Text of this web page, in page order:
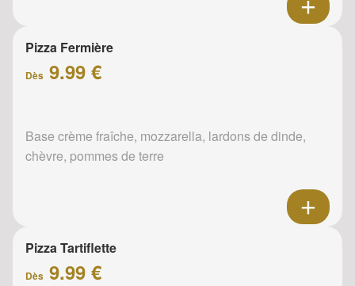
Pizza Fermière
Dès 9.99 €
Base crème fraîche, mozzarella, lardons de dinde,
chèvre, pommes de terre
Pizza Tartiflette
Dès 9.99 €